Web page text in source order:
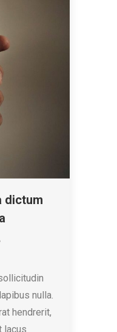
dictum
nulla.
hendrerit,
lacus